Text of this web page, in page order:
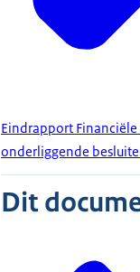
Eindrapport
onderliggende
Dit